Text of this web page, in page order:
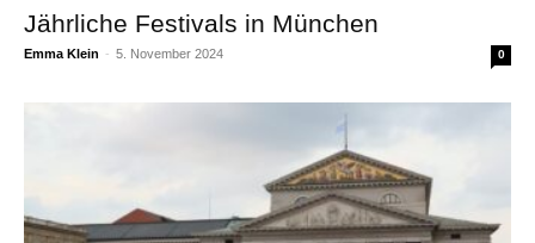
Jährliche Festivals in München
Emma Klein - 5. November 2024 0